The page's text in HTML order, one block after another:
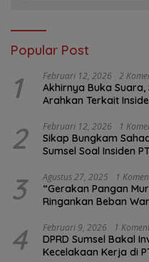
Popular Post
1 Februari 12, 2026 2
Akhirnya Buka
Arahkan Terkait
2 Februari 12, 2026 1
Sikap Bungkam
Sumsel Soal Insiden
3 Agustus 27, 2025 1
“Gerakan Pangan
Ringankan Beban
4 Februari 9, 2026 1
DPRD Sumsel Bakal
Kecelakaan Kerja di